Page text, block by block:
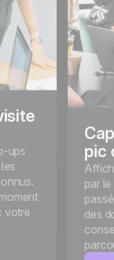
ups
votre
pic
par
des